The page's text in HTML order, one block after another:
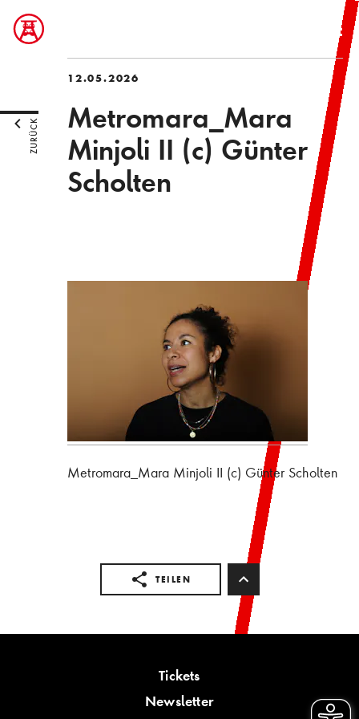
12.05.2026
Metromara_Mara
Minjoli II (c) Günter
Scholten
Metromara_Mara Minjoli II (c) Günter Scholten
TEILEN
ZURÜCK
Tickets
Newsletter